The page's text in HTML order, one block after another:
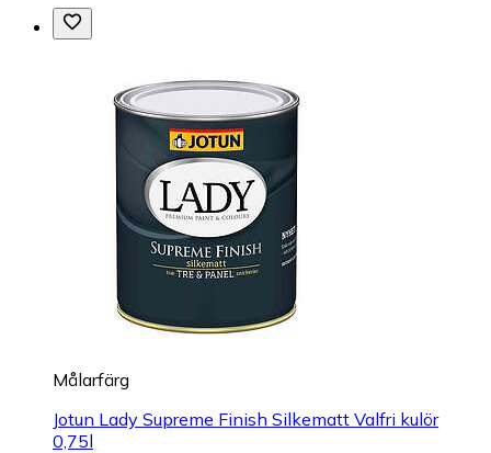
Målarfärg
Jotun Lady Supreme Finish Silkematt Valfri kulör
0,75l